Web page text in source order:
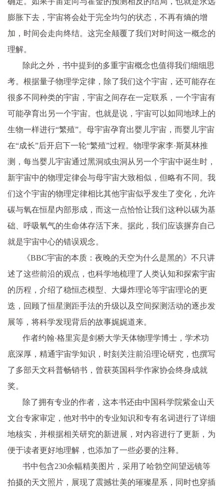
膨胀下去，宇宙将会处于完全均匀的状态，不再有熵的增
加，时间会走向终结。这完全颠覆了我们对时间这一概念的
理解。
除此之外，书中提到的多重宇宙概念也值得我们细细思
考。根据量子物理学定律，除了我们这个宇宙，还可能存在
很多不同种类的宇宙，宇宙之间存在一定联系，一个宇宙有
可能孕育出另一个宇宙。也就是说，宇宙可以如同地球上的
生物一样进行“繁殖”。母宇宙孕育出婴儿宇宙，而婴儿宇宙
在“成长”后开启下一轮“繁殖”过程。物理学家李·斯莫林推
测，每当婴儿宇宙通过黑洞或虫洞从另一个宇宙中诞生时，
新宇宙中的物理定律会与母宇宙大致相似，但略有不同。我
们这个宇宙的物理定律相比其他宇宙似乎发生了变化，允许
碳与氧在恒星内部形成，而这一点恰恰让我们这种以碳为基
础、呼吸氧气的生命体存活下来。据此，我们应该摒弃自己
就是宇宙中心的错误观念。
《BBC宇宙的本质：夜晚的天空为什么是黑的》不只讲
述了这些前沿的观点，也科学地梳理了人类认知和探索宇宙
的历程，介绍了稳恒态模型、大爆炸理论等宇宙理论的更
迭，回顾了恒星测距手法的升级以及空间探测活动的逐步发
展等，将科学发现背后的故事娓娓道来。
作者约翰·格里宾是剑桥大学天体物理学博士，学术功
底深厚，精通宇宙学知识，时刻关注前沿理论研究，也撰写
了多部天文科普畅销书，曾获英国科学作家协会终身成就
奖。
除了拥有专业的作者，这本书还由中国科学院紫金山天
文台专家审定，他对书中的专业知识和专有名词进行了详细
地核实，并根据相关研究的新进展，对内容进行了更新，为
便于读者更好地理解，也添加了一些必要的注释。
书中包含230余幅精美图片，采用了哈勃空间望远镜等
拍摄的天文照片，展现了震撼壮美的璀璨星系，同时也穿插